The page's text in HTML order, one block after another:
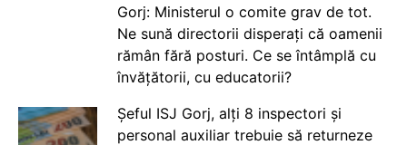
Gorj: Ministerul o comite grav de tot.
Ne sună directorii disperați că oamenii
rămân fără posturi. Ce se întâmplă cu
învățătorii, cu educatorii?
Șeful ISJ Gorj, alți 8 inspectori și
personal auxiliar trebuie să returneze